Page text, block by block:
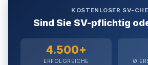
KOSTENLOSER SV-
Sind Sie SV-pflichtig
4.500+
ERFOLGREICHE
Ø